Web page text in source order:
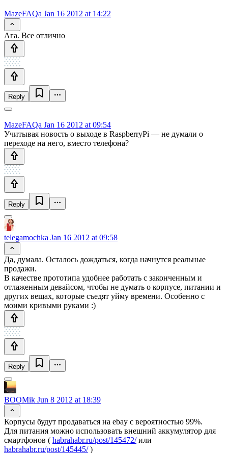
MazeFAQa Jan 16 2012 at 14:22
Ага. Все отлично
Reply
MazeFAQa Jan 16 2012 at 09:54
Учитывая новость о выходе в RaspberryPi — не думали о
переходе на него, вместо телефона?
Reply
telegamochka Jan 16 2012 at 09:58
Да, думала. Осталось дождаться, когда начнутся реальные
продажи.
В качестве прототипа удобнее работать с законченным и
отлаженным девайсом, чтобы не думать о корпусе, питании и
других вещах, которые съедят уйму времени. Особенно с
моими кривыми руками :)
Reply
BOOMik Jun 8 2012 at 18:39
Корпусы будут продаваться на ebay с вероятностью 99%.
Для питания можно использовать внешний аккумулятор для
смартфонов ( habrahabr.ru/post/145472/или
habrahabr.ru/post/145445/)